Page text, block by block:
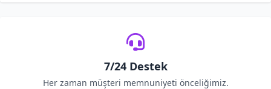
7/24 Destek
Her zaman müşteri memnuniyeti önceliğimiz.